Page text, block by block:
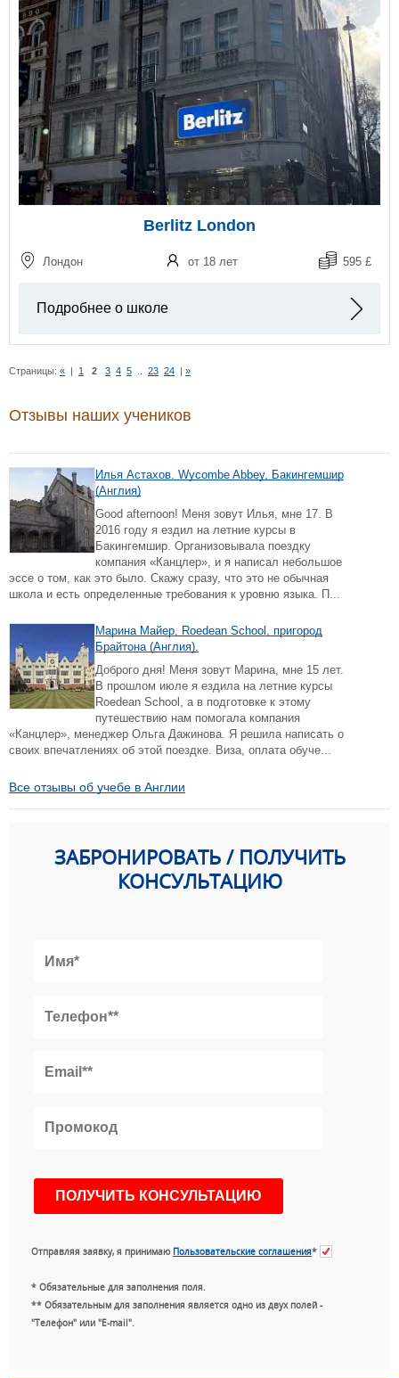
Berlitz London
Лондон от 18 лет 595 £
Подробнее о школе
Страницы: « | 1 2 3 4 5 23 24 | »
Отзывы наших учеников
Илья Астахов. Wycombe Abbey, Бакингемшир
(Англия)
Good afternoon! Меня зовут Илья, мне 17. В
2016 году я ездил на летние курсы в
Бакингемшир. Организовывала поездку
компания «Канцлер», и я написал небольшое
эссе о том, как это было. Скажу сразу, что это не обычная
школа и есть определенные требования к уровню языка. П...
Марина Майер, Roedean School, пригород
Брайтона (Англия).
Доброго дня! Меня зовут Марина, мне 15 лет.
В прошлом июле я ездила на летние курсы
Roedean School, а в подготовке к этому
путешествию нам помогала компания
«Канцлер», менеджер Ольга Дажинова. Я решила написать о
своих впечатлениях об этой поездке. Виза, оплата обуче...
Все отзывы об учебе в Англии
ЗАБРОНИРОВАТЬ / ПОЛУЧИТЬ
КОНСУЛЬТАЦИЮ
Отправляя заявку, я принимаю Пользовательские соглашения*
* Обязательные для заполнения поля.
** Обязательным для заполнения является одно из двух полей -
"Телефон" или "E-mail".